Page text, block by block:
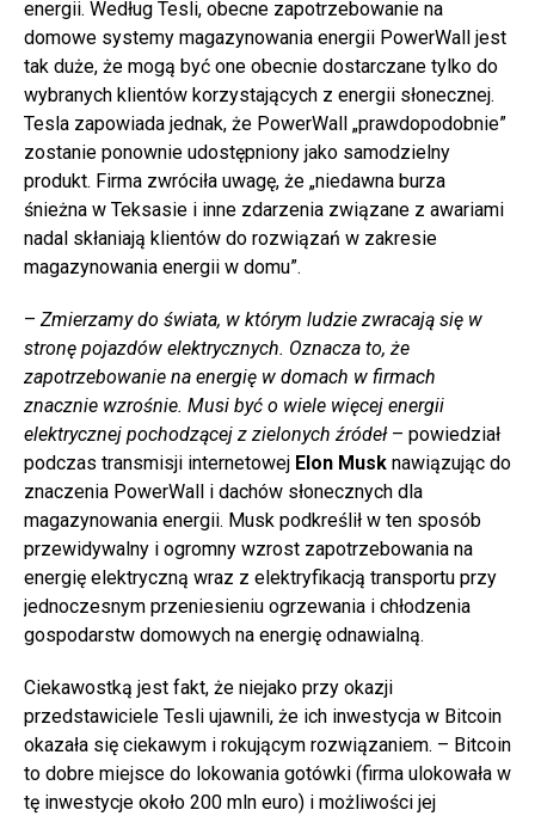
energii. Według Tesli, obecne zapotrzebowanie na
domowe systemy magazynowania energii PowerWall jest
tak duże, że mogą być one obecnie dostarczane tylko do
wybranych klientów korzystających z energii słonecznej.
Tesla zapowiada jednak, że PowerWall „prawdopodobnie”
zostanie ponownie udostępniony jako samodzielny
produkt. Firma zwróciła uwagę, że „niedawna burza
śnieżna w Teksasie i inne zdarzenia związane z awariami
nadal skłaniają klientów do rozwiązań w zakresie
magazynowania energii w domu”.
– Zmierzamy do świata, w którym ludzie zwracają się w
stronę pojazdów elektrycznych. Oznacza to, że
zapotrzebowanie na energię w domach w firmach
znacznie wzrośnie. Musi być o wiele więcej energii
elektrycznej pochodzącej z zielonych źródeł– powiedział
podczas transmisji internetowej Elon Musk nawiązując do
znaczenia PowerWall i dachów słonecznych dla
magazynowania energii. Musk podkreślił w ten sposób
przewidywalny i ogromny wzrost zapotrzebowania na
energię elektryczną wraz z elektryfikacją transportu przy
jednoczesnym przeniesieniu ogrzewania i chłodzenia
gospodarstw domowych na energię odnawialną.
Ciekawostką jest fakt, że niejako przy okazji
przedstawiciele Tesli ujawnili, że ​​ich inwestycja w Bitcoin
okazała się ciekawym i rokującym rozwiązaniem. – Bitcoin
to dobre miejsce do lokowania gotówki (firma ulokowała w
tę inwestycje około 200 mln euro) i możliwości jej